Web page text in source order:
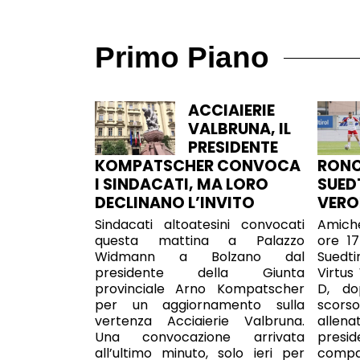
Primo Piano
ACCIAIERIE
VALBRUNA, IL
PRESIDENTE
KOMPATSCHER CONVOCA
I SINDACATI, MA LORO
DECLINANO L’INVITO
Sindacati altoatesini convocati
questa mattina a Palazzo
Widmann a Bolzano dal
presidente della Giunta
provinciale Arno Kompatscher
per un aggiornamento sulla
vertenza Acciaierie Valbruna.
Una convocazione arrivata
all’ultimo minuto, solo ieri per
ore
Virtus
D,